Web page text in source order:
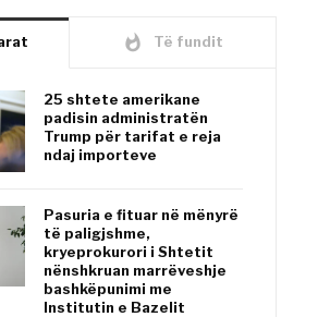
whatshot Të fundit
25 shtete amerikane
padisin administratën
Trump për tarifat e reja
ndaj importeve
Pasuria e fituar në mënyrë
të paligjshme,
kryeprokurori i Shtetit
nënshkruan marrëveshje
bashkëpunimi me
Institutin e Bazelit